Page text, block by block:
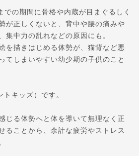
での期間に骨格や内蔵が目まぐ るしく
が正しくないと、背中や腰の痛みや
集中力の乱れなどの原因 にも。
を描きはじめる体勢が、猫背など悪
てしまいやすい幼少期の子供のこと
キッズ）です。
じる体勢へと体を導いて無理なく 正
ることから、余計な疲労やスト レス